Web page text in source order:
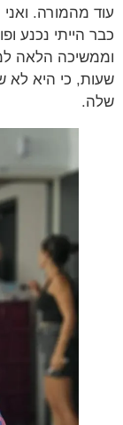
מהמורה. ואני
הייתי נכנע
הלאה
כי היא לא שם